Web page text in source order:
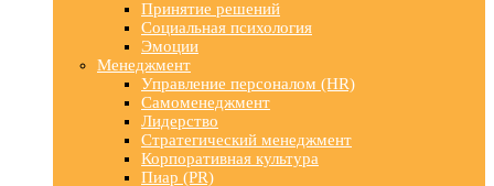
Принятие решений
Социальная психология
Эмоции
Менеджмент
Управление персоналом (HR)
Самоменеджмент
Лидерство
Стратегический менеджмент
Корпоративная культура
Пиар (PR)